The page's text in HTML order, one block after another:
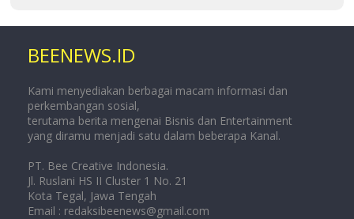
BEENEWS.ID
Kami menyediakan berbagai macam informasi dan
perkembangan sosial,
terutama berita mengenai Bisnis dan Entertainment
yang diramu menjadi satu dalam beberapa Kanal.
PT. Bee Creative Indonesia.
Jl. Ruslani HS II Cluster 1 No. 21
Kota Tegal, Jawa Tengah
Email : redaksibeenews@gmail.com